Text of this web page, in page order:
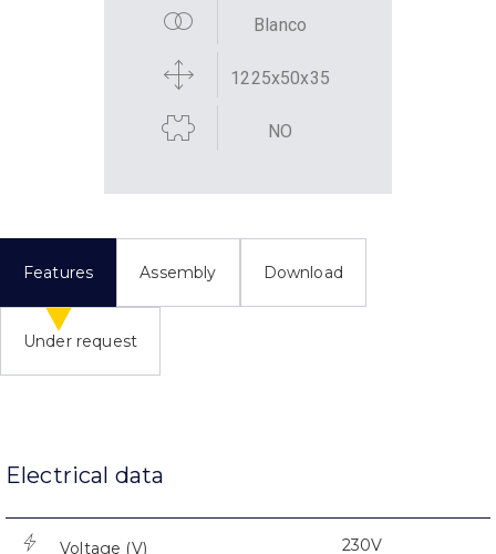
Blanco
1225x50x35
NO
Features Assembly Download
Under request
Electrical data
Voltage (V) 230V